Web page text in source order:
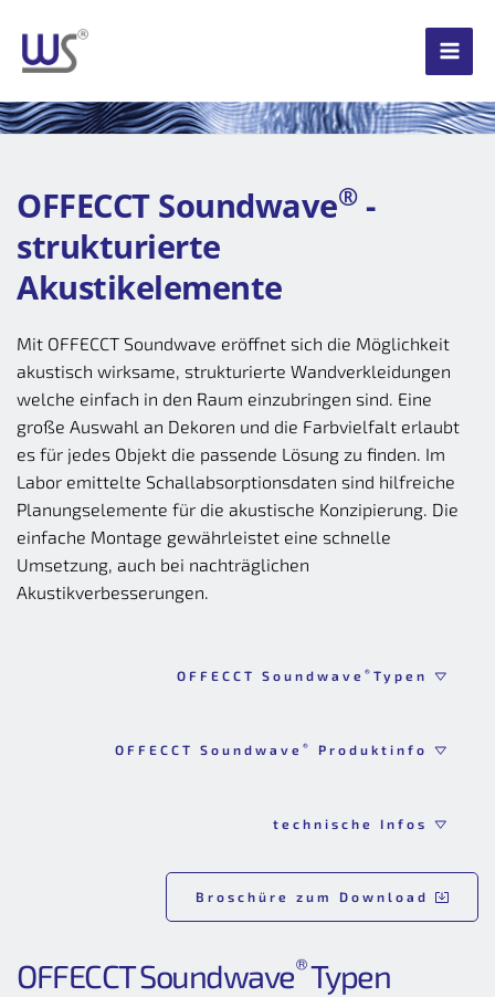
Inhalt
springen
OFFECCT Soundwave® -
strukturierte
Akustikelemente
Mit OFFECCT Soundwave eröffnet sich die Möglichkeit
akustisch wirksame, strukturierte Wandverkleidungen
welche einfach in den Raum einzubringen sind. Eine
große Auswahl an Dekoren und die Farbvielfalt erlaubt
es für jedes Objekt die passende Lösung zu finden. Im
Labor emittelte Schallabsorptionsdaten sind hilfreiche
Planungselemente für die akustische Konzipierung. Die
einfache Montage gewährleistet eine schnelle
Umsetzung, auch bei nachträglichen
Akustikverbesserungen.
OFFECCT Soundwave ® Typen
OFFECCT Soundwave ® Produktinfo
technische Infos
Broschüre zum Download
OFFECCT Soundwave® Typen